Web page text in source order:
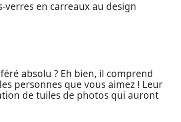
verres en carreaux au design
absolu ? Eh bien, il comprend
personnes que vous aimez ! Leur
de tuiles de photos qui auront